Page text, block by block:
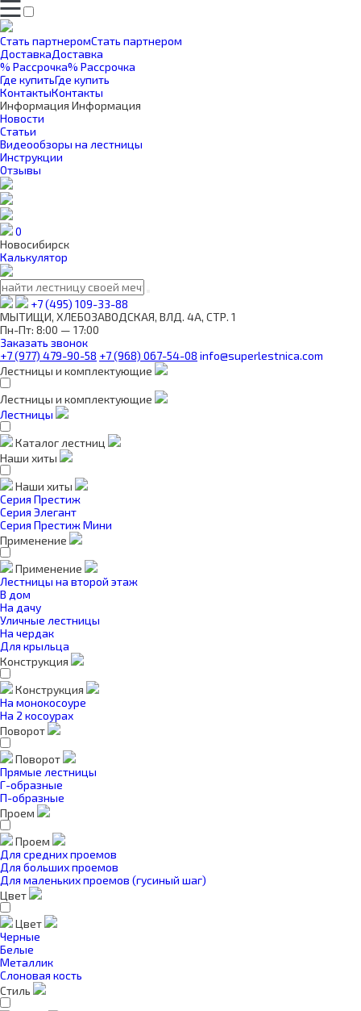
Стать партнеромСтать партнером
ДоставкаДоставка
% Рассрочка% Рассрочка
Где купитьГде купить
КонтактыКонтакты
Информация Информация
Новости
Статьи
Видеообзоры на лестницы
Инструкции
Отзывы
0
Новосибирск
Калькулятор
+7 (495) 109-33-88
МЫТИЩИ, ХЛЕБОЗАВОДСКАЯ, ВЛД. 4А, СТР. 1
Пн-Пт: 8:00 — 17:00
Заказать звонок
+7 (977) 479-90-58 +7 (968) 067-54-08 info@superlestnica.com
Лестницы и комплектующие
Лестницы и комплектующие
Лестницы
Каталог лестниц
Наши хиты
Наши хиты
Серия Престиж
Серия Элегант
Серия Престиж Мини
Применение
Применение
Лестницы на второй этаж
В дом
На дачу
Уличные лестницы
На чердак
Для крыльца
Конструкция
Конструкция
На монокосоуре
На 2 косоурах
Поворот
Поворот
Прямые лестницы
Г-образные
П-образные
Проем
Проем
Для средних проемов
Для больших проемов
Для маленьких проемов (гусиный шаг)
Цвет
Цвет
Черные
Белые
Металлик
Слоновая кость
Стиль